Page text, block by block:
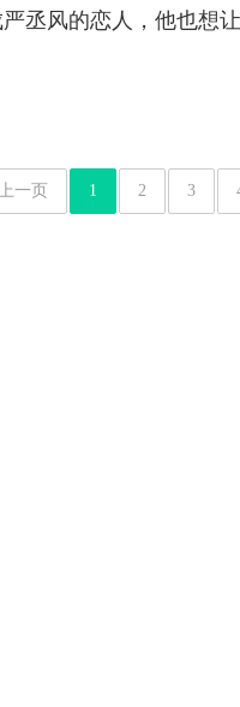
丞风的恋人，他也想
上一页 1 2 3